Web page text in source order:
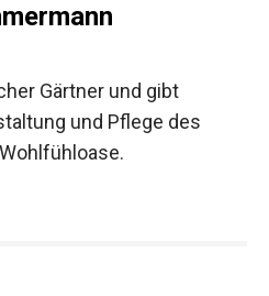
Gärtner und gibt
und Pflege des